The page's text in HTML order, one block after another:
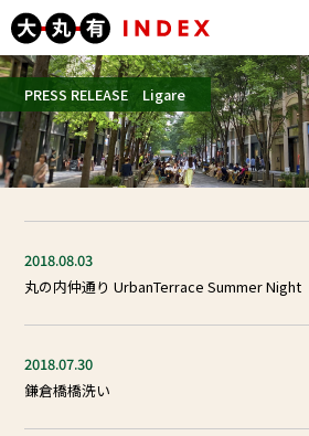
PRESS RELEASE Ligare
2018.08.03
丸の内仲通り UrbanTerrace Summer Night
2018.07.30
鎌倉橋橋洗い